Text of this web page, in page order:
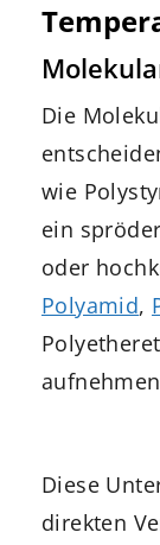
Die
wie
ein
oder
Polyamid,
Diese
direkten